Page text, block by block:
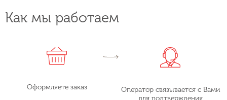
Как мы работаем
Оформляете заказ
Оператор связывается с Вами
для подтверждения